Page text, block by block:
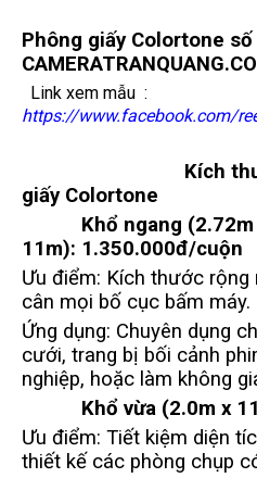
Phông giấy Colortone số
Link xem mẫu :
https://www.facebook.com/
Kích
giấy Colortone
Khổ ngang (2.72m
11m): 1.350.000đ/cuộn
Ưu điểm: Kích thước rộng
cân mọi bố cục bấm máy.
Ứng dụng: Chuyên dụng
cưới, trang bị bối cảnh
nghiệp, hoặc làm không
Khổ vừa (2.0m x
Ưu điểm: Tiết kiệm diện
thiết kế các phòng chụp